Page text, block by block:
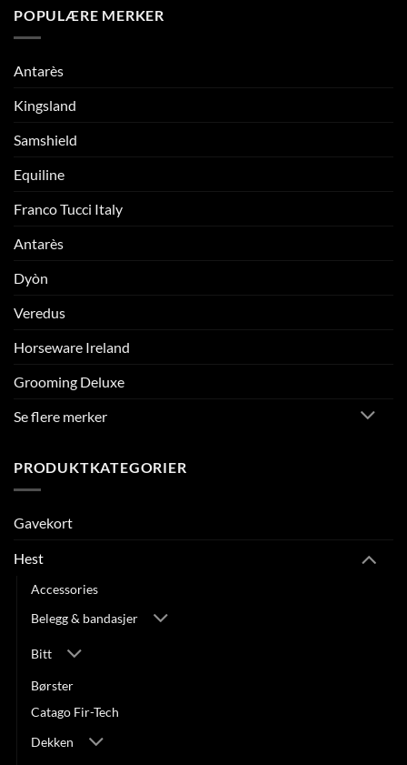
POPULÆRE MERKER
Antarès
Kingsland
Samshield
Equiline
Franco Tucci Italy
Antarès
Dyòn
Veredus
Horseware Ireland
Grooming Deluxe
Se flere merker
PRODUKTKATEGORIER
Gavekort
Hest
Accessories
Belegg & bandasjer
Bitt
Børster
Catago Fir-Tech
Dekken